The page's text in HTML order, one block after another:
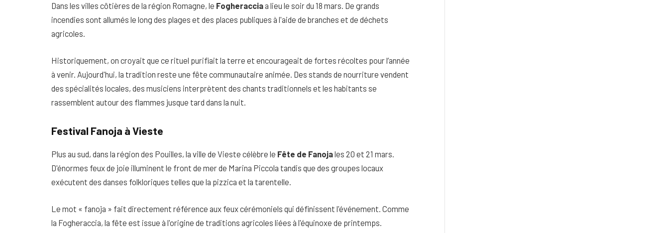
Dans les villes côtières de la région Romagne, le Fogheracciaa lieu le soir du 18 mars. De grands
incendies sont allumés le long des plages et des places publiques à l'aide de branches et de déchets
agricoles.
Historiquement, on croyait que ce rituel purifiait la terre et encourageait de fortes récoltes pour l’année
à venir. Aujourd'hui, la tradition reste une fête communautaire animée. Des stands de nourriture vendent
des spécialités locales, des musiciens interprètent des chants traditionnels et les habitants se
rassemblent autour des flammes jusque tard dans la nuit.
Festival Fanoja à Vieste
Plus au sud, dans la région des Pouilles, la ville de Vieste célèbre le Fête de Fanojales 20 et 21 mars.
D'énormes feux de joie illuminent le front de mer de Marina Piccola tandis que des groupes locaux
exécutent des danses folkloriques telles que la pizzica et la tarentelle.
Le mot « fanoja » fait directement référence aux feux cérémoniels qui définissent l'événement. Comme
la Fogheraccia, la fête est issue à l'origine de traditions agricoles liées à l'équinoxe de printemps.